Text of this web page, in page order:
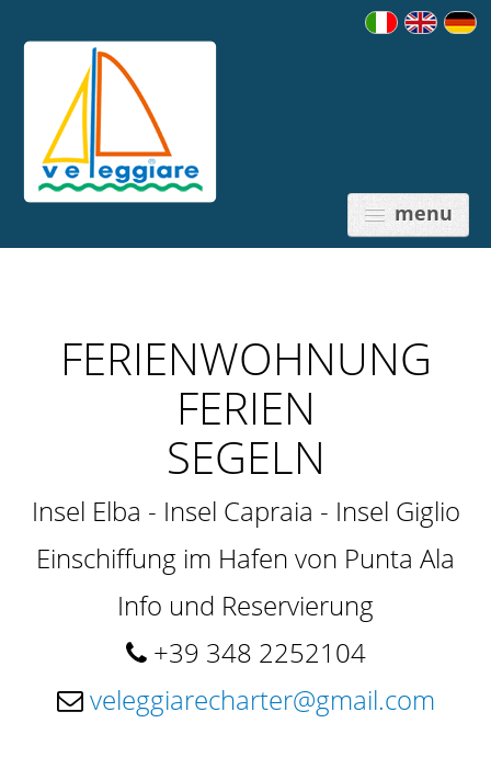
menu
PREISE
ZIELE
FERIENWOHNUNG
FERIEN
SEGELN
Insel Elba - Insel Capraia - Insel Giglio
Einschiffung im Hafen von Punta Ala
Info und Reservierung
+39 348 2252104
veleggiarecharter@gmail.com